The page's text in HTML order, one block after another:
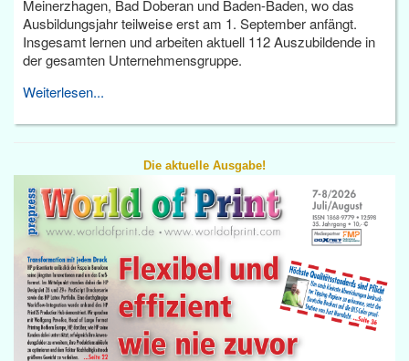
Meinerzhagen, Bad Doberan und Baden-Baden, wo das
Ausbildungsjahr teilweise erst am 1. September anfängt.
Insgesamt lernen und arbeiten aktuell 112 Auszubildende in
der gesamten Unternehmensgruppe.
Weiterlesen...
Die aktuelle Ausgabe!